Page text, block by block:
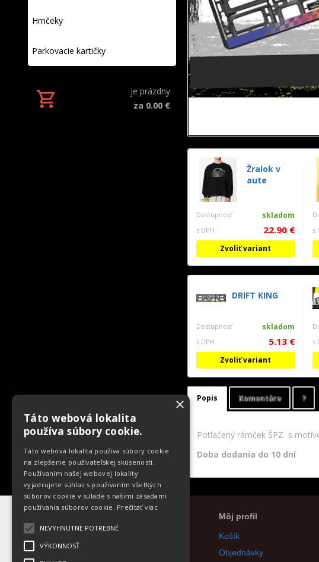
Hrnčeky
Parkovacie kartičky
je prázdny
za 0.00 €
Žralok v
aute
Dostupnosť skladom
s DPH 22.90 €
Zvoliť variant
s
DRIFT KING
Dostupnosť skladom
s DPH 5.13 €
Zvoliť variant
s
Popis Komentáre ?
Potlačený rámček ŠPZ s
Doba dodania do 10 dní
Môj profil
Košík
Objednávky
×
Táto webová lokalita
používa súbory cookie.
Táto webová lokalita používa súbory cookie
na zlepšenie používateľskej skúsenosti.
Používaním našej webovej lokality
vyjadrujete súhlas s používaním všetkých
súborov cookie v súlade s našimi zásadami
používania súborov cookie. Prečítať viac
NEVYHNUTNE POTREBNÉ
VÝKONNOSŤ